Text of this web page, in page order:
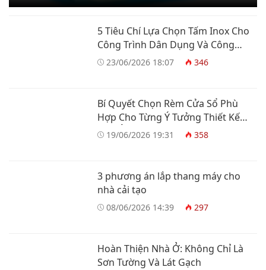
5 Tiêu Chí Lựa Chọn Tấm Inox Cho
Công Trình Dân Dụng Và Công
Nghiệp
23/06/2026 18:07 346
Bí Quyết Chọn Rèm Cửa Sổ Phù
Hợp Cho Từng Ý Tưởng Thiết Kế
Nhà Ở
19/06/2026 19:31 358
3 phương án lắp thang máy cho
nhà cải tạo
08/06/2026 14:39 297
Hoàn Thiện Nhà Ở: Không Chỉ Là
Sơn Tường Và Lát Gạch